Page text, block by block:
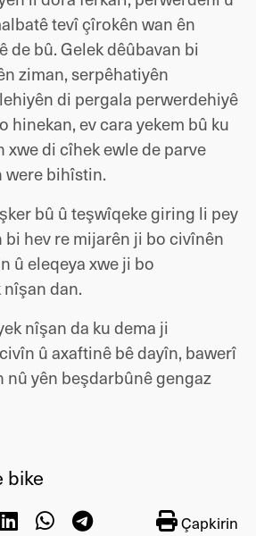
tevî çîrokên wan ên
de bû. Gelek dêûbavan bi
ziman, serpêhatiyên
di pergala perwerdehiyê
hinekan, ev cara yekem bû ku
di cîhek ewle de parve
were bihîstin.
bû û teşwîqeke giring li pey
bi hev re mijarên ji bo civînên
û eleqeya xwe ji bo
dan.
nîşan da ku dema ji
û axaftinê bê dayîn, bawerî
nû yên beşdarbûnê gengaz
bike
Çapkirin